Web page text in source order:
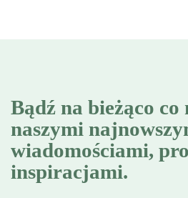
Bądź na bieżąco co
naszymi
wiadomościami,
inspiracjami.